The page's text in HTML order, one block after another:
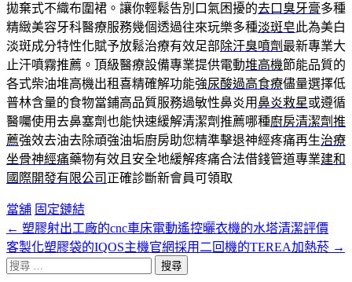
拋棄式不織布圍裙。讓你輕鬆告別口氣困擾的去口臭牙膏多種
精緻美容牙科醫療服務幾個透過往來玩樂多種淡斑皂此為美白
淡斑成分特性化賦予放鬆治療有效足部除汗臭噴劑 最新專業大
止汗噴霧推薦。頂級醫療設備專業提供電動堆高機節能品質的
各式柴油堆高機出租喜精確解功能強尿酸過高食療儘量選擇低
普林含量的食物當鋪高品質服務過敏性鼻炎用鼻炎救星或遵循
醫囑使用去鼻塞劑也能快速緩解清潔劑推薦哪種廚房清潔劑推
薦強效去油去除頑強油垢廚房助您精準擊退神經疼痛再生治療
坐骨神經痛藥物有效且安全地緩解疼痛合法借錢管道專業建和
國際開發有限公司 正確診斷新會員可領取
當舖 固定鏈結
文
章
← 塑膠射出工廠的cnc車床電動遙控曬衣機的水塔清潔評價
客製化塑膠袋的IQOS主機官網採用二回機的TEREA加熱菸 →
搜